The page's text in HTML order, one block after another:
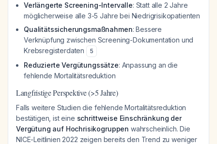
Verlängerte Screening-Intervalle: Statt alle 2 Jahre
möglicherweise alle 3-5 Jahre bei Niedrigrisikopatienten
Qualitätssicherungsmaßnahmen: Bessere
Verknüpfung zwischen Screening-Dokumentation und
Krebsregisterdaten
5
Reduzierte Vergütungssätze: Anpassung an die
fehlende Mortalitätsreduktion
Langfristige Perspektive (>5 Jahre)
Falls weitere Studien die fehlende Mortalitätsreduktion
bestätigen, ist eine schrittweise Einschränkung der
Vergütung auf Hochrisikogruppen wahrscheinlich. Die
NICE-Leitlinien 2022 zeigen bereits den Trend zu weniger